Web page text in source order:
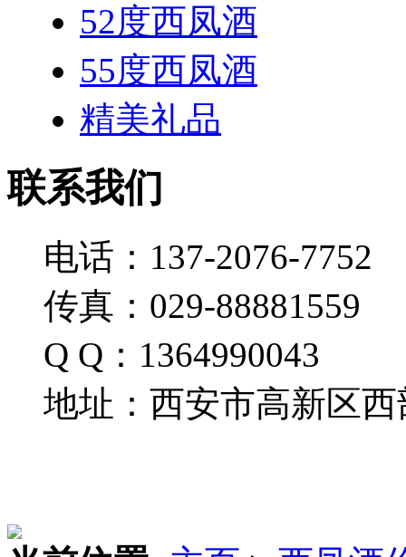
52度西凤酒
55度西凤酒
精美礼品
联系我们
电话：137-2076-7752
传真：029-88881559
Q Q：1364990043
地址：西安市高新区西